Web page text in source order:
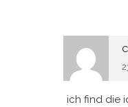
ich find die